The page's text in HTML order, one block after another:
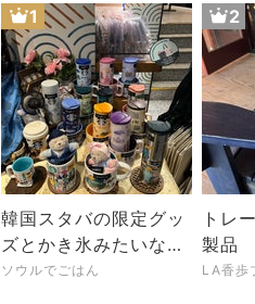
1
韓国スタバの限定グッ
ズとかき氷みたいなか
わいいネイル/明洞イ
ソウルでごはん
2
トレ
製品
グ「
LA香歩